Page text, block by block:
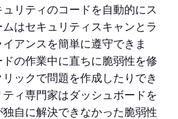
リティのコードを自動的にス
はセキュリティスキャンとラ
アンスを簡単に遵守できま
の作業中に直ちに脆弱性を修
ックで問題を作成したりでき
ィ専門家はダッシュボードを
自に解決できなかった脆弱性